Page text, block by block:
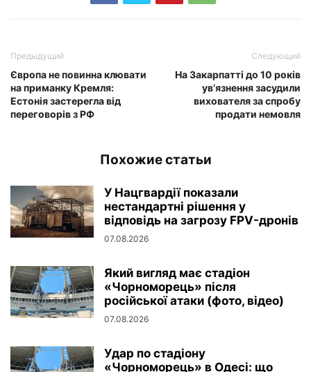
Предыдущий
Європа не повинна клювати
на приманку Кремля:
Естонія застерегла від
переговорів з РФ
Следующий
На Закарпатті до 10 років
ув’язнення засудили
вихователя за спробу
продати немовля
Похожие статьи
У Нацгвардії показали
нестандартні рішення у
відповідь на загрозу FPV-дронів
07.08.2026
Який вигляд має стадіон
«Чорноморець» після
російської атаки (фото, відео)
07.08.2026
Удар по стадіону
«Чорноморець» в Одесі: що